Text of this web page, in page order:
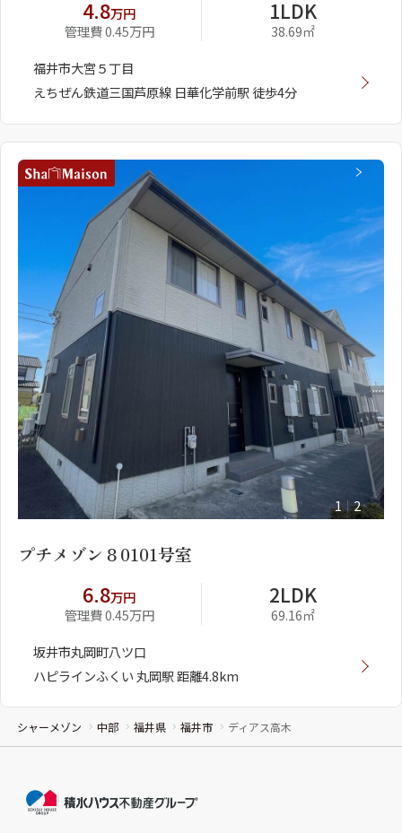
4.8万円
管理費 0.45万円
1LDK
38.69㎡
福井市大宮５丁目
えちぜん鉄道三国芦原線 日華化学前駅 徒歩4分
1 2
プチメゾン８0101号室
6.8万円
管理費 0.45万円
2LDK
69.16㎡
坂井市丸岡町八ツ口
ハピラインふくい 丸岡駅 距離4.8km
シャーメゾン 中部 福井県 福井市 ディアス高木